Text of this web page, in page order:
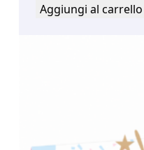
Aggiungi al carrello